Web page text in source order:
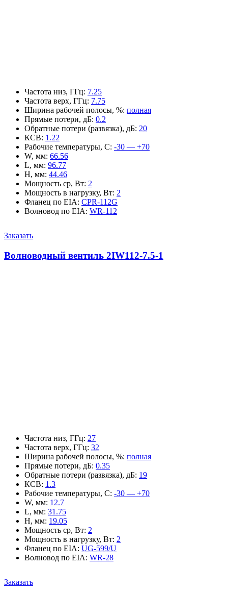
Частота низ, ГГц: 7.25
Частота верх, ГГц: 7.75
Ширина рабочей полосы, %: полная
Прямые потери, дБ: 0.2
Обратные потери (развязка), дБ: 20
КСВ: 1.22
Рабочие температуры, С: -30 — +70
W, мм: 66.56
L, мм: 96.77
H, мм: 44.46
Мощность ср, Вт: 2
Мощность в нагрузку, Вт: 2
Фланец по EIA: CPR-112G
Волновод по EIA: WR-112
Заказать
Волноводный вентиль 2IW112-7.5-1
Частота низ, ГГц: 27
Частота верх, ГГц: 32
Ширина рабочей полосы, %: полная
Прямые потери, дБ: 0.35
Обратные потери (развязка), дБ: 19
КСВ: 1.3
Рабочие температуры, С: -30 — +70
W, мм: 12.7
L, мм: 31.75
H, мм: 19.05
Мощность ср, Вт: 2
Мощность в нагрузку, Вт: 2
Фланец по EIA: UG-599/U
Волновод по EIA: WR-28
Заказать